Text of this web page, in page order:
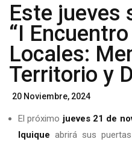
Este jueves
“I
Locales:
Territorio y
Posted
20 Noviembre, 2024
El próximo jueves 21 de
Iquique abrirá sus